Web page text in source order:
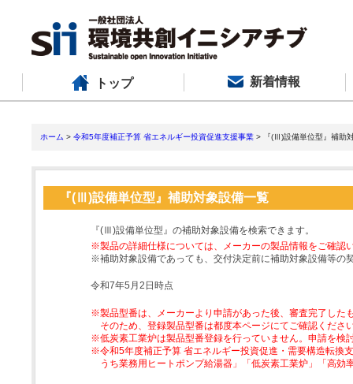
トップ 新着情報
ホーム > 令和5年度補正予算 省エネルギー投資促進支援事業 > 『(Ⅲ)設備単位型』補助
『(Ⅲ)設備単位型』補助対象設備一覧
『(Ⅲ)設備単位型』の補助対象設備を検索できます。
※製品の詳細仕様については、メーカーの製品情報をご確認
※補助対象設備であっても、交付決定前に補助対象設備等の
令和7年5月2日時点
※製品型番は、メーカーより申請があった後、審査完了した
そのため、登録製品型番は都度本ページにてご確認くださ
※低炭素工業炉は製品型番登録を行っていません。申請を検
※令和5年度補正予算 省エネルギー投資促進・需要構造転換
うち業務用ヒートポンプ給湯器」「低炭素工業炉」「高